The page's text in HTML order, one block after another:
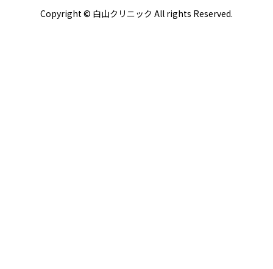
Copyright © 白山クリニック All rights Reserved.